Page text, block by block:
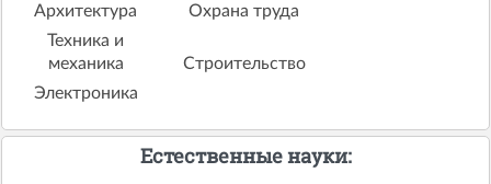
Архитектура
Охрана труда
Техника и
механика
Строительство
Электроника
Естественные науки: